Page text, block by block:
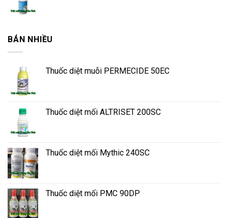
BÁN NHIỀU
Thuốc diệt muỗi PERMECIDE 50EC
Thuốc diệt mối ALTRISET 200SC
Thuốc diệt mối Mythic 240SC
Thuốc diệt mối PMC 90DP